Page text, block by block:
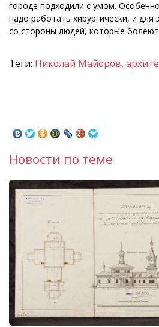
городе подходили с умом.
надо работать хирургически, и для
со стороны людей, которые
Теги: Николай Майоров,
Новости по теме